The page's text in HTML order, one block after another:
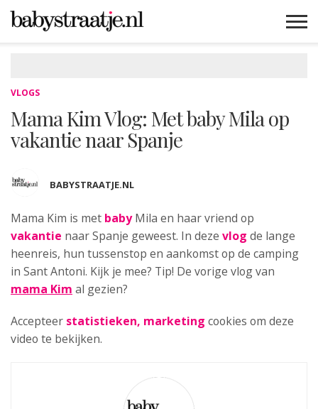
VLOGS
Mama Kim Vlog: Met baby Mila op
vakantie naar Spanje
BABYSTRAATJE.NL
Mama Kim is met babyMila en haar vriend op
vakantie naar Spanje geweest. In deze vlog de lange
heenreis, hun tussenstop en aankomst op de camping
in Sant Antoni. Kijk je mee? Tip! De vorige vlog van
mama Kim al gezien?
Accepteer statistieken, marketing cookies om deze
video te bekijken.